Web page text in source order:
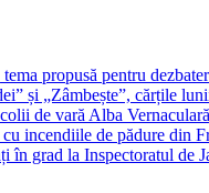
propusă pentru
și „Zâmbește”, cărțile
de vară Alba
incendiile de pădure din
în grad la Inspectoratul de